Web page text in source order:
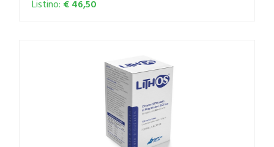
Listino: € 46,50